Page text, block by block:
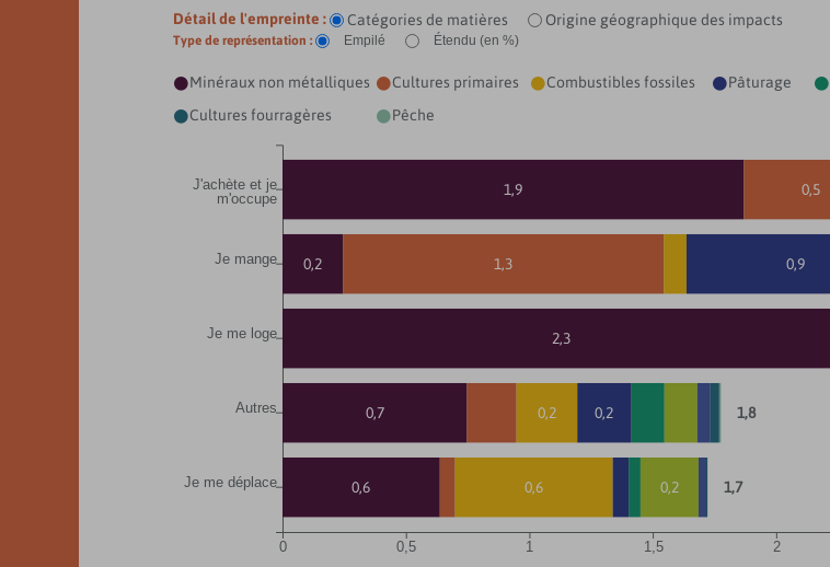
Détail de l'empreinte : Catégories de matières Origine géographique des impacts
Type de représentation : Empilé Étendu (en %)
Minéraux non métalliques Cultures primaires Combustibles fossiles Pâturage 
Cultures fourragères Pêche
0 0,5 1 1,5 2
Je me déplace
Autres
Je me loge
Je mange
J'achète et je
m'occupe
1,9
2,3
0,2
0,6
0,7
0,5
1,3
0,6
0,2
0,9
0,2
0,2 1,7
1,8